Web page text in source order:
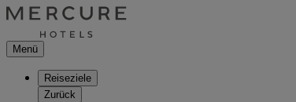
Menü
Reiseziele
Zurück